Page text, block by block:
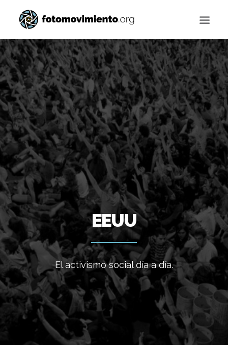
Buscar
EEUU
El activismo social día a día.